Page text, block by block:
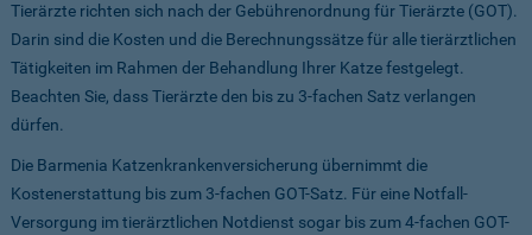
Tierärzte richten sich nach der Gebührenordnung für Tierärzte (GOT).
Darin sind die Kosten und die Berechnungssätze für alle tierärztlichen
Tätigkeiten im Rahmen der Behandlung Ihrer Katze festgelegt.
Beachten Sie, dass Tierärzte den bis zu 3-fachen Satz verlangen
dürfen.
Die Barmenia Katzenkrankenversicherung übernimmt die
Kostenerstattung bis zum 3-fachen GOT-Satz. Für eine Notfall-
Versorgung im tierärztlichen Notdienst sogar bis zum 4-fachen GOT-